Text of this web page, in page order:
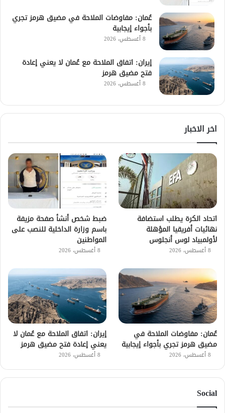
عُمان: مفاوضات الملاحة في مضيق هرمز تجري
بأجواء إيجابية
8 أغسطس، 2026
إيران: اتفاق الملاحة مع عُمان لا يعني إعادة
فتح مضيق هرمز
8 أغسطس، 2026
اخر الاخبار
اتحاد الكرة يطلب استضافة
نهائيات أفريقيا المؤهلة
لأولمبياد لوس أنجلوس
8 أغسطس، 2026
ضبط شخص أنشأ صفحة مزيفة
باسم وزارة الداخلية للنصب على
المواطنين
8 أغسطس، 2026
عُمان: مفاوضات الملاحة في
مضيق هرمز تجري بأجواء إيجابية
8 أغسطس، 2026
إيران: اتفاق الملاحة مع عُمان لا
يعني إعادة فتح مضيق هرمز
8 أغسطس، 2026
Social